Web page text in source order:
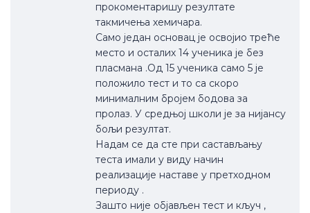
прокоментаришу резултате
такмичења хемичара.
Само један основац је освојио треће
место и осталих 14 ученика је без
пласмана .Од 15 ученика само 5 је
положило тест и то са скоро
минималним бројем бодова за
пролаз. У средњој школи је за нијансу
бољи резултат.
Надам се да сте при састављању
теста имали у виду начин
реализације наставе у претходном
периоду .
Зашто није објављен тест и кључ ,